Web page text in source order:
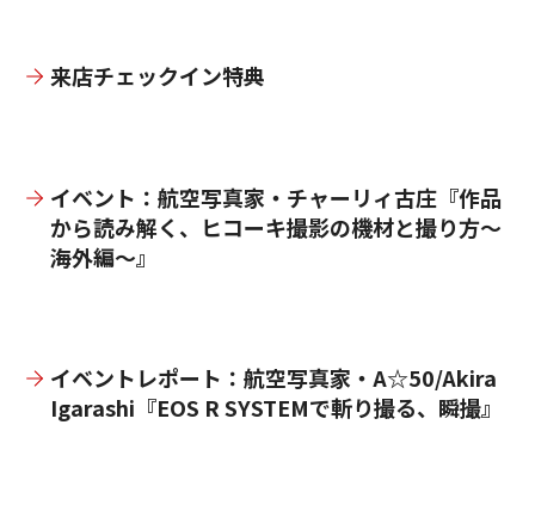
来店チェックイン特典
イベント：航空写真家・チャーリィ古庄『作品
から読み解く、ヒコーキ撮影の機材と撮り方～
海外編～』
イベントレポート：航空写真家・A☆50/Akira
Igarashi『EOS R SYSTEMで斬り撮る、瞬撮』